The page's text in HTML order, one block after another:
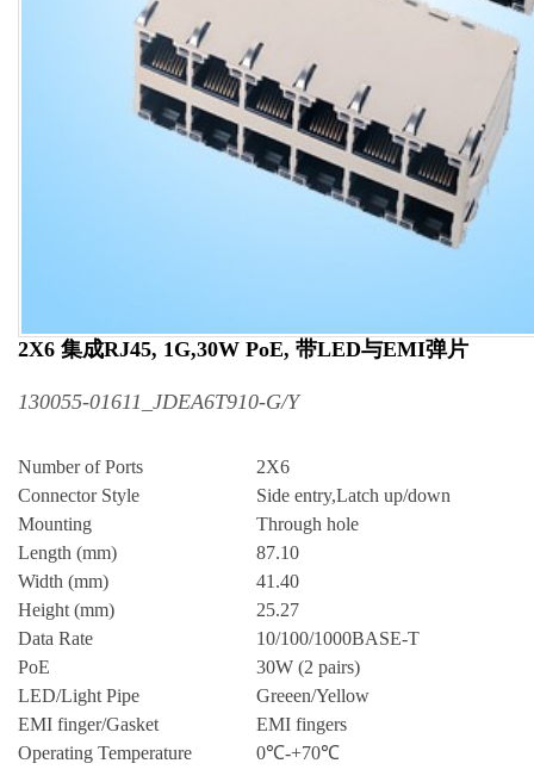
2X6 集成RJ45, 1G,30W PoE, 带LED与EMI弹片
130055-01611_JDEA6T910-G/Y
Number of Ports
2X6
Connector Style
Side entry,Latch up/down
Mounting
Through hole
Length (mm)
87.10
Width (mm)
41.40
Height (mm)
25.27
Data Rate
10/100/1000BASE-T
PoE
30W (2 pairs)
LED/Light Pipe
Greeen/Yellow
EMI finger/Gasket
EMI fingers
Operating Temperature
0℃-+70℃